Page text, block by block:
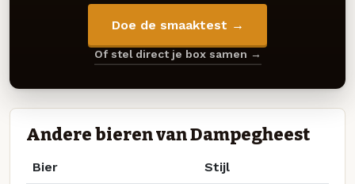
Doe de smaaktest →
Of stel direct je box samen →
Andere bieren van Dampegheest
Bier Stijl